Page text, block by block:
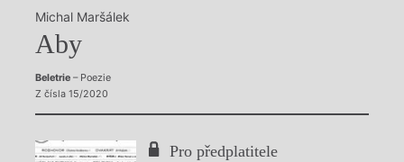
Michal Maršálek
Aby
Beletrie– Poezie
Z čísla 15/2020
Pro předplatitele